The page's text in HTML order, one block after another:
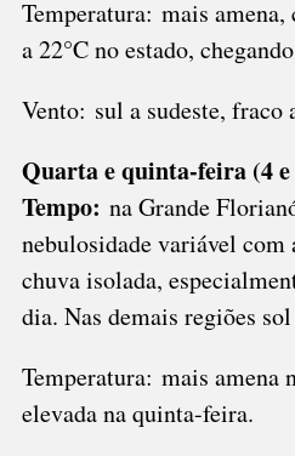
Temperatura: mais
a 22°C no estado,
Vento: sul a sudeste, fraco
Quarta e quinta-feira (4 e
Tempo: na Grande
nebulosidade variável com
chuva isolada,
dia. Nas demais regiões
Temperatura: mais amena
elevada na quinta-feira.